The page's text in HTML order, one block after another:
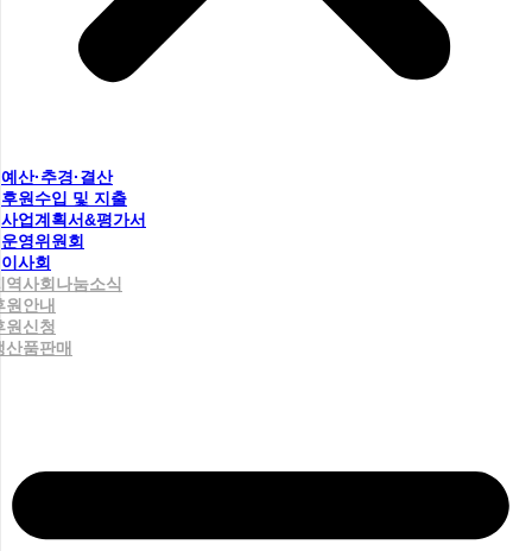
예산·추경·결산
후원수입 및 지출
사업계획서&평가서
운영위원회
이사회
역사회나눔소식
원안내
원신청
산품판매